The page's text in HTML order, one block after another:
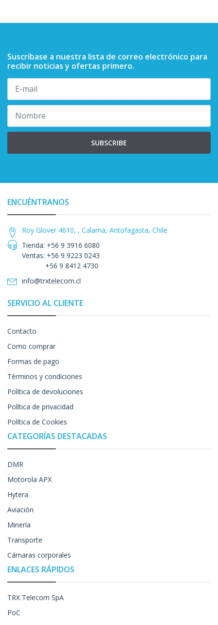
Suscríbase a nuestra lista de correo electrónico para
recibir noticias y ofertas primero.
SUBSCRIBE
ENCUÉNTRANOS
Roy Glover 4610, , Calama, Antofagasta, Chile
Tienda: +56 9 3916 6080
Ventas: +56 9 9223 0243
+56 9 8412 4730
info@trxtelecom.cl
SERVICIO AL CLIENTE
Contacto
Como comprar
Formas de pago
Términos y condiciones
Política de devoluciones
Política de privacidad
Política de Cookies
CATEGORÍAS DESTACADAS
DMR
Motorola APX
Hytera
Aviación
Minería
Transporte
Cámaras corporales
ENLACES RÁPIDOS
TRX Telecom SpA
PoC